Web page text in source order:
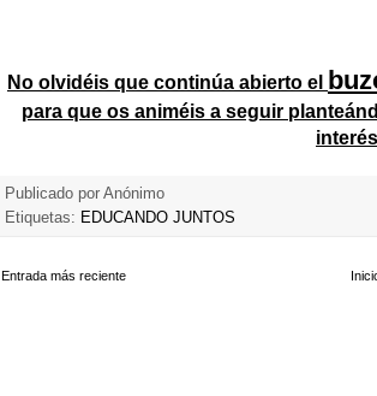
No olvidéis que continúa abierto el
para que os animéis a seguir
interés
Publicado por Anónimo
Etiquetas: EDUCANDO JUNTOS
Entrada más reciente